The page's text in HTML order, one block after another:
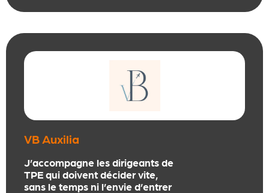
nouvelles méthodes de travail
travailler mieux mais pas plus.
VB Auxilia
J’accompagne les dirigeants de
TPE qui doivent décider vite,
sans le temps ni l’envie d’entrer